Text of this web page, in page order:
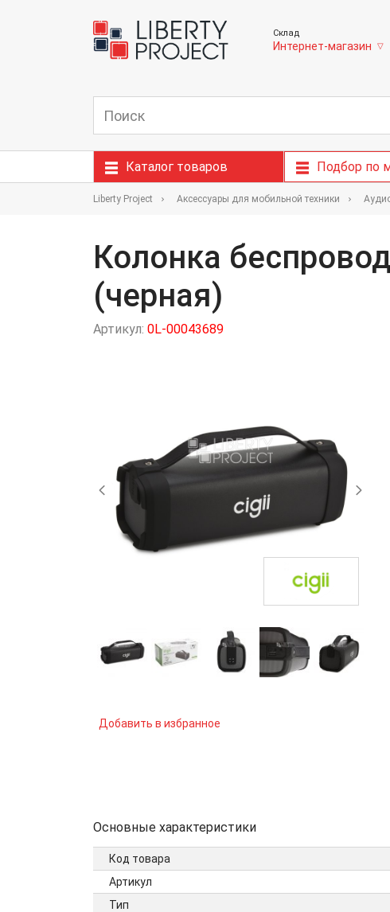
Склад
Интернет-магазин ▽
Каталог товаров Подбор по
Liberty Project Аксессуары для мобильной техники
Колонка
(черная)
Артикул: 0L-00043689
Добавить в избранное
Основные характеристики
Код товара
Артикул
Тип